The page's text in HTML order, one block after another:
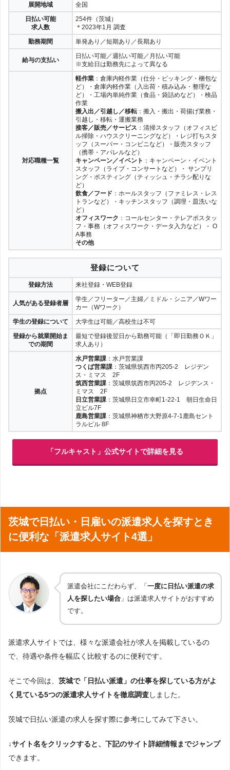
展開地域
全国
日払い可能
求人数
254件（茨城）
＊2023年1月 調査
勤務期間
単発あり／短期あり／長期あり
給与の支払い
日払い可能／週払い可能／月払い可能
※支給日は勤務先によって異なる
対応職種一覧
軽作業 ：倉庫内軽作業（仕分・ピッキング・梱包な
ど）・倉庫内軽作業（入出荷・積み込み・整理な
ど）・工場内単純作業（食品・袋詰めなど）・検品
作業
搬入出／引越し／移転 ：搬入・搬出・荷揚げ業務・
引越し・移転・運搬業務
接客／販売／サービス ：清掃スタッフ（オフィスビ
ル掃除・ハウスクリーニングなど）・レジ打ちスタ
ッフ（スーパー・コンビニなど）・販売スタッフ
（携帯・アパレルなど）
キャンペーン／イベント ：キャンペーン・イベント
スタッフ（ライブ・コンサートなど）・ サンプリ
ング・ポスティング（ティッシュ・チラシ配りな
ど）
飲食／フード ：ホールスタッフ（ファミレス・レス
トランなど）・キッチンスタッフ（調理・皿洗いな
ど）
オフィスワーク ：コールセンター・テレアポスタッ
フ・事務（オフィスワーク・データ入力など）・ O
A事務
その他
登録について
登録方法 来社登録・WEB登録
人気がある登録者層
学生／フリーター／主婦／ミドル・シニア／Wワー
カー（Wワーク）
学生の登録について
大学生は可能／高校生は不可
登録から就業開始ま
での期間
最短で登録後翌日から勤務可能（「即日勤務ＯＫ」
求人あり）
拠点
水戸営業課 ：水戸営業課
つくば営業課 ：茨城県筑西市丙205-2 レジデン
ス・ミマス 2F
筑西営業課 ：茨城県筑西市丙205-2 レジデンス・
ミマス 2F
日立営業課 ：茨城県日立市幸町1-22-1 朝日生命日
立ビル7F
鹿島営業課 ：茨城県神栖市大野原4-7-1鹿島セント
ラルビル 8F
「フルキャスト」公式サイトで詳細を見る
茨城で日払い・日雇いの派遣求人を探すとき
に便利な「派遣求人サイト4選」
派遣会社にこだわらず、「 一度に日払い派遣の求
人を探したい場合 」は派遣求人サイトがおすすめ
です。
派遣求人サイトでは、様々な派遣会社が求人を掲載しているの
で、待遇や条件を幅広く比較するのに便利です。
そこで今回は、 茨城で「日払い派遣」の仕事を探している方がよ
く見ている5つの派遣求人サイトを徹底調査しました。
茨城で日払い派遣の求人を探す際に参考にしてみて下さい。
↓サイト名をクリックすると、下記のサイト詳細情報までジャンプ
できます。